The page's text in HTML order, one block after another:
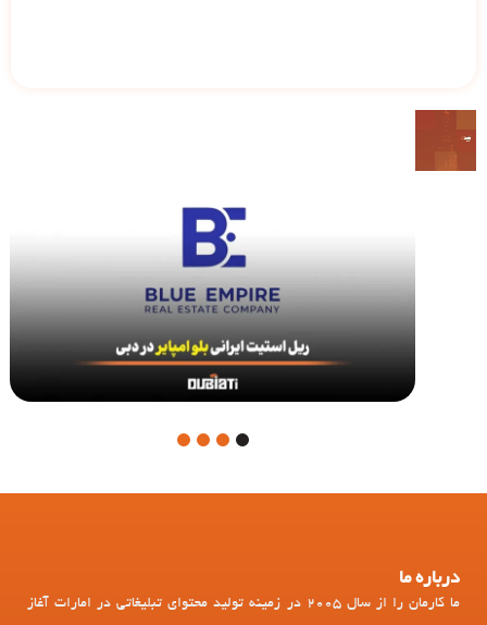
1
درباره ما
ما کارمان را از سال 2005 در زمینه تولید محتوای تبلیغاتی در امارات آغاز